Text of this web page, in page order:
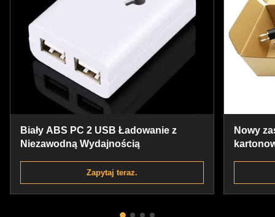
Biały ABS PC 2 USB Ładowanie z
Niezawodną Wydajnością
Zapytaj teraz.
Nowy